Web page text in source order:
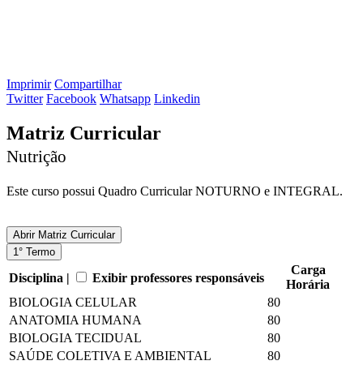
Imprimir Compartilhar
Twitter Facebook Whatsapp Linkedin
Matriz Curricular
Nutrição
Este curso possui Quadro Curricular NOTURNO e INTEGRAL.
AbrirMatriz Curricular
1° Termo
Disciplina | Exibir professores responsáveis
Carga
Horária
BIOLOGIA CELULAR
80
ANATOMIA HUMANA
80
BIOLOGIA TECIDUAL
80
SAÚDE COLETIVA E AMBIENTAL
80